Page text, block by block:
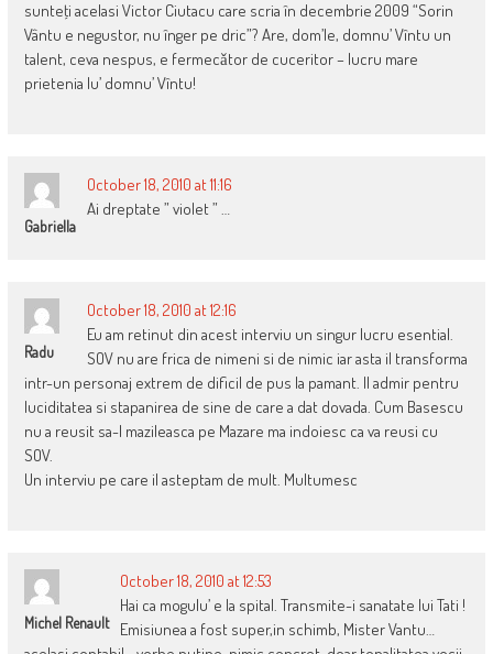
sunteţi acelasi Victor Ciutacu care scria în decembrie 2009 “Sorin
Vântu e negustor, nu înger pe dric”? Are, dom’le, domnu’ Vîntu un
talent, ceva nespus, e fermecǎtor de cuceritor – lucru mare
prietenia lu’ domnu’ Vîntu!
Gabriella
October 18, 2010 at 11:16
Ai dreptate ” violet ” …
Radu
October 18, 2010 at 12:16
Eu am retinut din acest interviu un singur lucru esential.
SOV nu are frica de nimeni si de nimic iar asta il transforma
intr-un personaj extrem de dificil de pus la pamant. Il admir pentru
luciditatea si stapanirea de sine de care a dat dovada. Cum Basescu
nu a reusit sa-l mazileasca pe Mazare ma indoiesc ca va reusi cu
SOV.
Un interviu pe care il asteptam de mult. Multumesc
Michel Renault
October 18, 2010 at 12:53
Hai ca mogulu’ e la spital. Transmite-i sanatate lui Tati !
Emisiunea a fost super,in schimb, Mister Vantu…